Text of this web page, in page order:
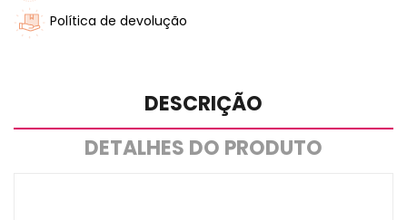
Política de devolução
DESCRIÇÃO
DETALHES DO PRODUTO